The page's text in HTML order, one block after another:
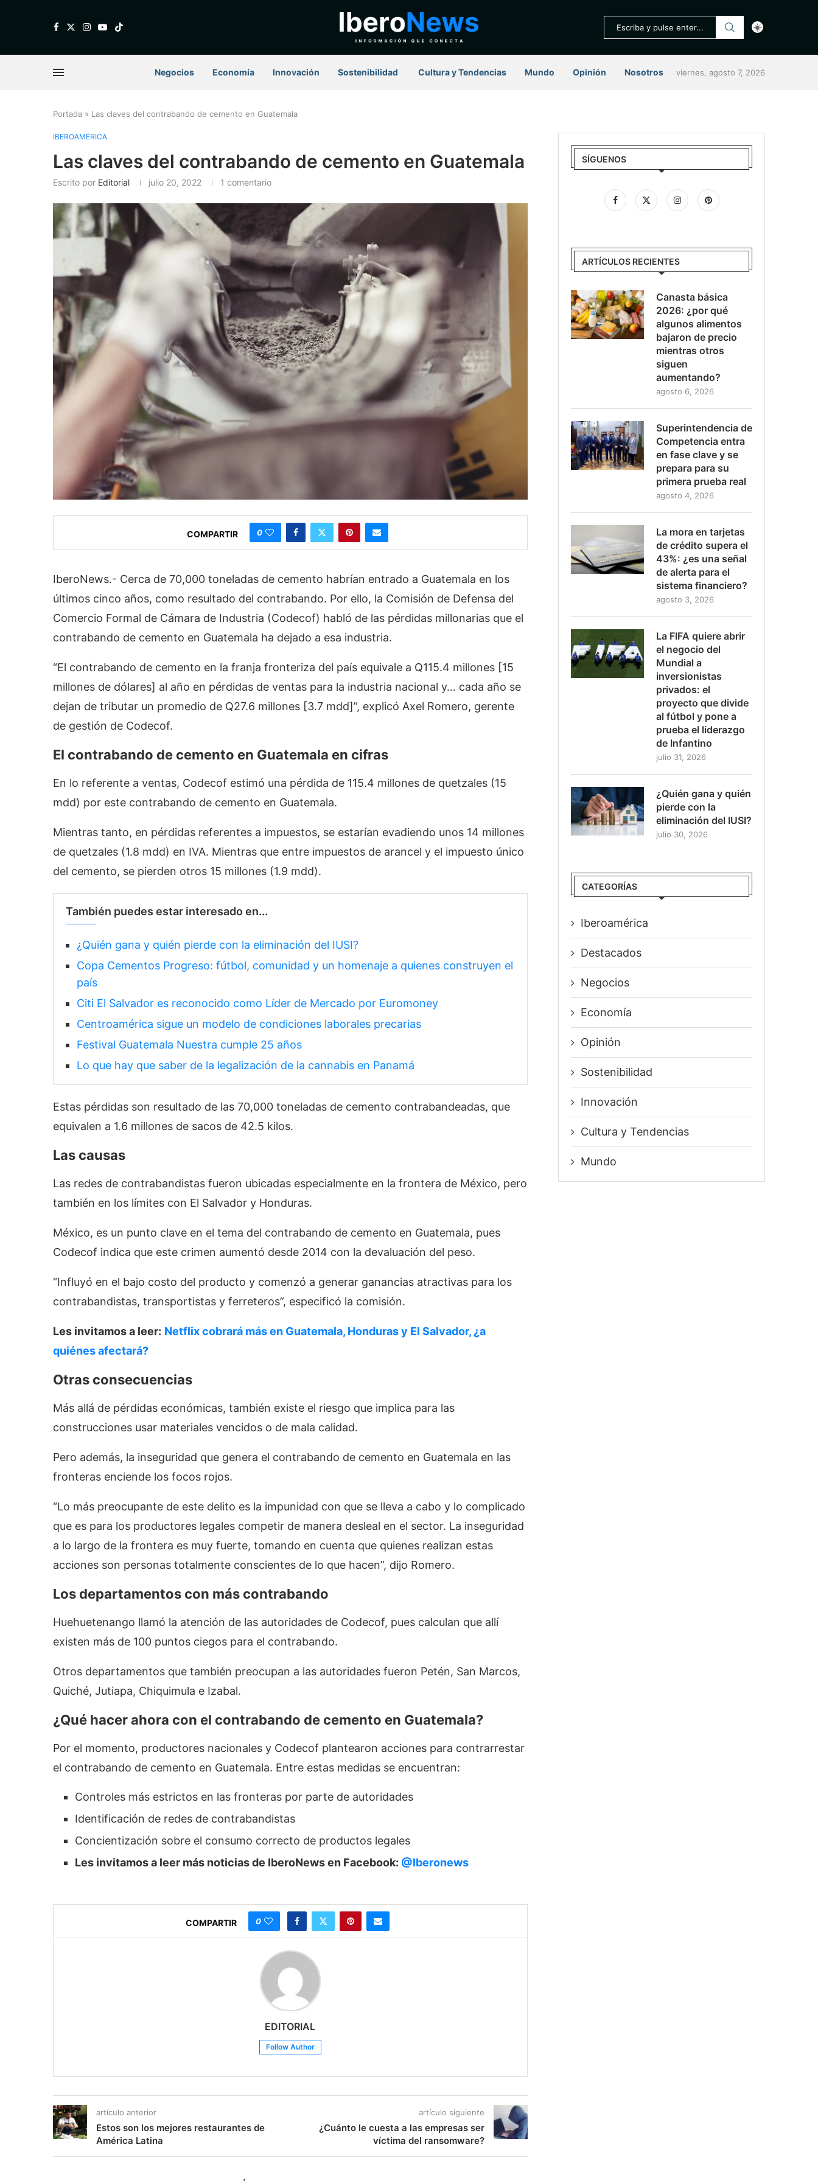
Negocios Economía Innovación Sostenibilidad ⁠ Cultura y Tendencias Mundo Opinión Nosotros viernes, agosto 7, 2026
Portada » Las claves del contrabando de cemento en Guatemala
IBEROAMÉRICA
Las claves del contrabando de cemento en Guatemala
Escrito por Editorial julio 20, 2022 1 comentario
COMPARTIR 0
IberoNews.- Cerca de 70,000 toneladas de cemento habrían entrado a Guatemala en los
últimos cinco años, como resultado del contrabando. Por ello, la Comisión de Defensa del
Comercio Formal de Cámara de Industria (Codecof) habló de las pérdidas millonarias que el
contrabando de cemento en Guatemala ha dejado a esa industria.
“El contrabando de cemento en la franja fronteriza del país equivale a Q115.4 millones [15
millones de dólares] al año en pérdidas de ventas para la industria nacional y… cada año se
dejan de tributar un promedio de Q27.6 millones [3.7 mdd]”, explicó Axel Romero, gerente
de gestión de Codecof.
El contrabando de cemento en Guatemala en cifras
En lo referente a ventas, Codecof estimó una pérdida de 115.4 millones de quetzales (15
mdd) por este contrabando de cemento en Guatemala.
Mientras tanto, en pérdidas referentes a impuestos, se estarían evadiendo unos 14 millones
de quetzales (1.8 mdd) en IVA. Mientras que entre impuestos de arancel y el impuesto único
del cemento, se pierden otros 15 millones (1.9 mdd).
También puedes estar interesado en...
¿Quién gana y quién pierde con la eliminación del IUSI?
Copa Cementos Progreso: fútbol, comunidad y un homenaje a quienes construyen el
país
Citi El Salvador es reconocido como Líder de Mercado por Euromoney
Centroamérica sigue un modelo de condiciones laborales precarias
Festival Guatemala Nuestra cumple 25 años
Lo que hay que saber de la legalización de la cannabis en Panamá
Estas pérdidas son resultado de las 70,000 toneladas de cemento contrabandeadas, que
equivalen a 1.6 millones de sacos de 42.5 kilos.
Las causas
Las redes de contrabandistas fueron ubicadas especialmente en la frontera de México, pero
también en los límites con El Salvador y Honduras.
México, es un punto clave en el tema del contrabando de cemento en Guatemala, pues
Codecof indica que este crimen aumentó desde 2014 con la devaluación del peso.
“Influyó en el bajo costo del producto y comenzó a generar ganancias atractivas para los
contrabandistas, transportistas y ferreteros”, especificó la comisión.
Les invitamos a leer: Netflix cobrará más en Guatemala, Honduras y El Salvador, ¿a
quiénes afectará?
Otras consecuencias
Más allá de pérdidas económicas, también existe el riesgo que implica para las
construcciones usar materiales vencidos o de mala calidad.
Pero además, la inseguridad que genera el contrabando de cemento en Guatemala en las
fronteras enciende los focos rojos.
“Lo más preocupante de este delito es la impunidad con que se lleva a cabo y lo complicado
que es para los productores legales competir de manera desleal en el sector. La inseguridad
a lo largo de la frontera es muy fuerte, tomando en cuenta que quienes realizan estas
acciones son personas totalmente conscientes de lo que hacen”, dijo Romero.
Los departamentos con más contrabando
Huehuetenango llamó la atención de las autoridades de Codecof, pues calculan que allí
existen más de 100 puntos ciegos para el contrabando.
Otros departamentos que también preocupan a las autoridades fueron Petén, San Marcos,
Quiché, Jutiapa, Chiquimula e Izabal.
¿Qué hacer ahora con el contrabando de cemento en Guatemala?
Por el momento, productores nacionales y Codecof plantearon acciones para contrarrestar
el contrabando de cemento en Guatemala. Entre estas medidas se encuentran:
Controles más estrictos en las fronteras por parte de autoridades
Identificación de redes de contrabandistas
Concientización sobre el consumo correcto de productos legales
Les invitamos a leer más noticias de IberoNews en Facebook: @Iberonews
COMPARTIR 0
EDITORIAL
Follow Author
artículo anterior
Estos son los mejores restaurantes de
América Latina
artículo siguiente
¿Cuánto le cuesta a las empresas ser
víctima del ransomware?
SÍGUENOS
ARTÍCULOS RECIENTES
Canasta básica
2026: ¿por qué
algunos alimentos
bajaron de precio
mientras otros
siguen
aumentando?
agosto 6, 2026
Superintendencia de
Competencia entra
en fase clave y se
prepara para su
primera prueba real
agosto 4, 2026
La mora en tarjetas
de crédito supera el
43%: ¿es una señal
de alerta para el
sistema financiero?
agosto 3, 2026
La FIFA quiere abrir
el negocio del
Mundial a
inversionistas
privados: el
proyecto que divide
al fútbol y pone a
prueba el liderazgo
de Infantino
julio 31, 2026
¿Quién gana y quién
pierde con la
eliminación del IUSI?
julio 30, 2026
CATEGORÍAS
Iberoamérica
Destacados
Negocios
Economía
Opinión
Sostenibilidad
Innovación
⁠Cultura y Tendencias
Mundo